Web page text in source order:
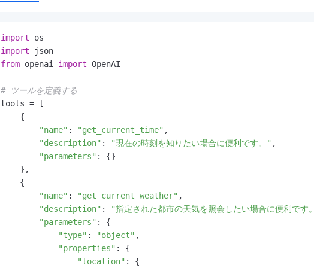
import
import
from openai import OpenAI
# ツールを定義する
tools = [
    {
"name" : "get_current_time" ,
"description" : "現在の時刻を知りたい場合に便利です。" ,
"parameters" : {}
    },
    {
"name" : "get_current_weather" ,
"description" :
"指定された都市の天気を照会したい場合に便利です
"parameters" : {
"type" : "object" ,
"properties" : {
"location" : {